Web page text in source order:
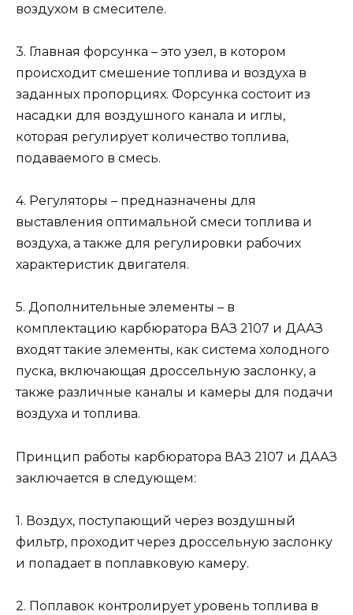
воздухом в смесителе.
3. Главная форсунка – это узел, в котором
происходит смешение топлива и воздуха в
заданных пропорциях. Форсунка состоит из
насадки для воздушного канала и иглы,
которая регулирует количество топлива,
подаваемого в смесь.
4. Регуляторы – предназначены для
выставления оптимальной смеси топлива и
воздуха, а также для регулировки рабочих
характеристик двигателя.
5. Дополнительные элементы – в
комплектацию карбюратора ВАЗ 2107 и ДААЗ
входят такие элементы, как система холодного
пуска, включающая дроссельную заслонку, а
также различные каналы и камеры для подачи
воздуха и топлива.
Принцип работы карбюратора ВАЗ 2107 и ДААЗ
заключается в следующем:
1. Воздух, поступающий через воздушный
фильтр, проходит через дроссельную заслонку
и попадает в поплавковую камеру.
2. Поплавок контролирует уровень топлива в